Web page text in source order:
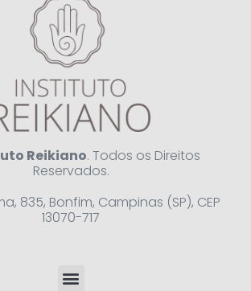
Reikiano. Todos os Direitos
Reservados.
835, Bonfim, Campinas (SP), CEP
13070-717